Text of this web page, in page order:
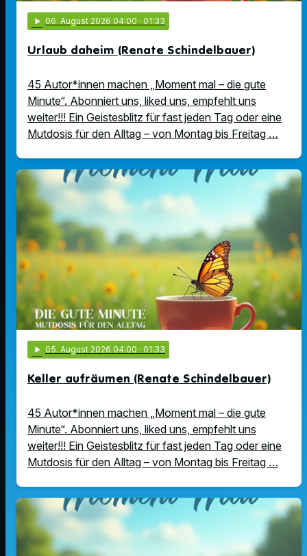
play_arrow 06. August 2026 04:00 · 01:33
Urlaub daheim (Renate Schindelbauer)
45 Autor*innen machen „Moment mal – die gute
Minute“. Abonniert uns, liked uns, empfehlt uns
weiter!!! Ein Geistesblitz für fast jeden Tag oder eine
Mutdosis für den Alltag – von Montag bis Freitag …
play_arrow 05. August 2026 04:00 · 01:33
Keller aufräumen (Renate Schindelbauer)
45 Autor*innen machen „Moment mal – die gute
Minute“. Abonniert uns, liked uns, empfehlt uns
weiter!!! Ein Geistesblitz für fast jeden Tag oder eine
Mutdosis für den Alltag – von Montag bis Freitag …